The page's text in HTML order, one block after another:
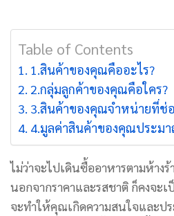
Table of Contents
1.สินค้าของคุณคืออะไร?
2.กลุ่มลูกค้าของคุณคือใคร?
3.สินค้าของคุณจำหน่ายที่ช่อ
4.มูลค่าสินค้าของคุณประมา
ไม่ว่าจะไปเดินซื้ออาหารตามห้าง
นอกจากราคาและรสชาติ ก็คงจะ
จะทำให้คุณเกิดความสนใจและป